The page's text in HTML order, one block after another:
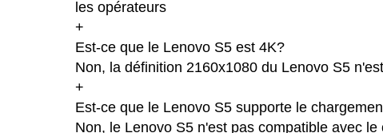
les opérateurs
+
Est-ce que le Lenovo S5 est 4K?
Non, la définition 2160x1080 du Lenovo S5
+
Est-ce que le Lenovo S5 supporte le
Non, le Lenovo S5 n'est pas compatible avec le